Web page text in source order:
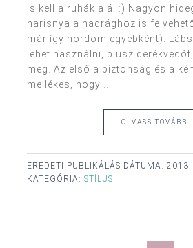
is kell a ruhák alá. :) Nagyon
harisnya a nadrághoz is
már így hordom egyébként).
lehet használni, plusz
meg. Az első a biztonság és a
mellékes, hogy ...
OLVASS TOVÁBB
EREDETI PUBLIKÁLÁS DÁTUMA: 2013.
KATEGÓRIA: STÍLUS